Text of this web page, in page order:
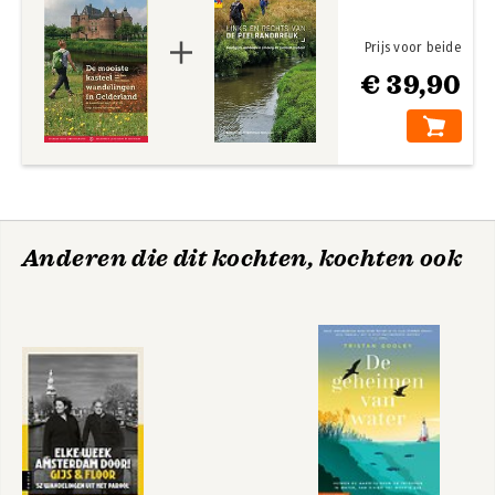
€ 39,90
Prijs voor beide
Anderen die dit kochten, kochten ook